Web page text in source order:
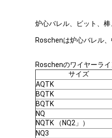
炉心バレル、ビット、
Roschenは炉心バレル
Roschenのワイヤーラ
サイズ
AQTK
BQTK
BQTK
NQ
NQTK （NQ2」）
NQ3